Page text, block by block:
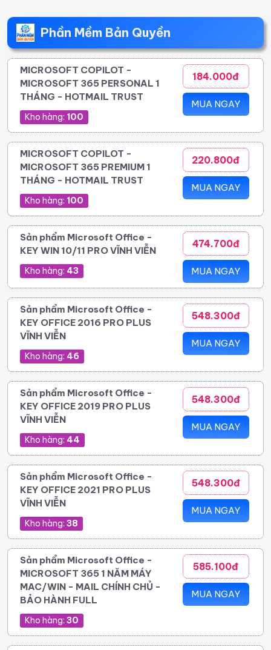
Phần Mềm Bản Quyền
MICROSOFT COPILOT -
MICROSOFT 365 PERSONAL 1
THÁNG - HOTMAIL TRUST
Kho hàng: 100
184.000đ
MUA NGAY
MICROSOFT COPILOT -
MICROSOFT 365 PREMIUM 1
THÁNG - HOTMAIL TRUST
Kho hàng: 100
220.800đ
MUA NGAY
Sản phẩm Microsoft Office -
KEY WIN 10/11 PRO VĨNH VIỄN
Kho hàng: 43
474.700đ
MUA NGAY
Sản phẩm Microsoft Office -
KEY OFFICE 2016 PRO PLUS
VĨNH VIỄN
Kho hàng: 46
548.300đ
MUA NGAY
Sản phẩm Microsoft Office -
KEY OFFICE 2019 PRO PLUS
VĨNH VIỄN
Kho hàng: 44
548.300đ
MUA NGAY
Sản phẩm Microsoft Office -
KEY OFFICE 2021 PRO PLUS
VĨNH VIỄN
Kho hàng: 38
548.300đ
MUA NGAY
Sản phẩm Microsoft Office -
MICROSOFT 365 1 NĂM MÁY
MAC/WIN - MAIL CHÍNH CHỦ -
BẢO HÀNH FULL
Kho hàng: 30
585.100đ
MUA NGAY